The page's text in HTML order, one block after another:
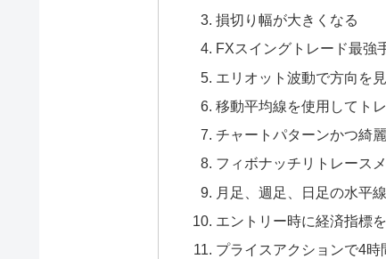
損切り幅が大きくなる
FXスイングトレード最強
エリオット波動で方向を
移動平均線を使用してト
チャートパターンかつ綺
フィボナッチリトレース
月足、週足、日足の水平
エントリー時に経済指標
プライスアクションで4